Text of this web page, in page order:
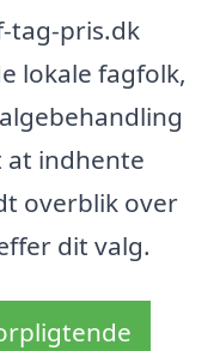
tag-pris.dk
lokale fagfolk,
at indhente
overblik over
dit valg.